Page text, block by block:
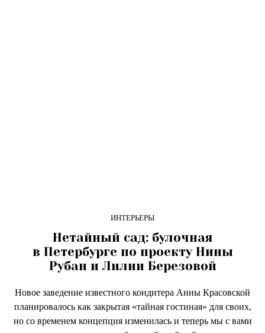
ИНТЕРЬЕРЫ
Нетайный сад: булочная
в Петербурге по проекту Нины
Рубан и Лилии Березовой
Новое заведение известного кондитера Анны Красовской
планировалось как закрытая «тайная гостиная» для своих,
но со временем концепция изменилась и теперь мы с вами